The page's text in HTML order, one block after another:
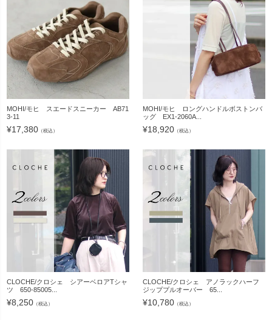
MOHI/モヒ スエードスニーカー AB71
3-11
¥17,380 （税込）
MOHI/モヒ ロングハンドルボストンバ
ッグ EX1-2060A...
¥18,920 （税込）
CLOCHE/クロシェ シアーベロアTシャ
ツ 650-85005...
¥8,250 （税込）
CLOCHE/クロシェ アノラックハーフ
ジッププルオーバー 65...
¥10,780 （税込）